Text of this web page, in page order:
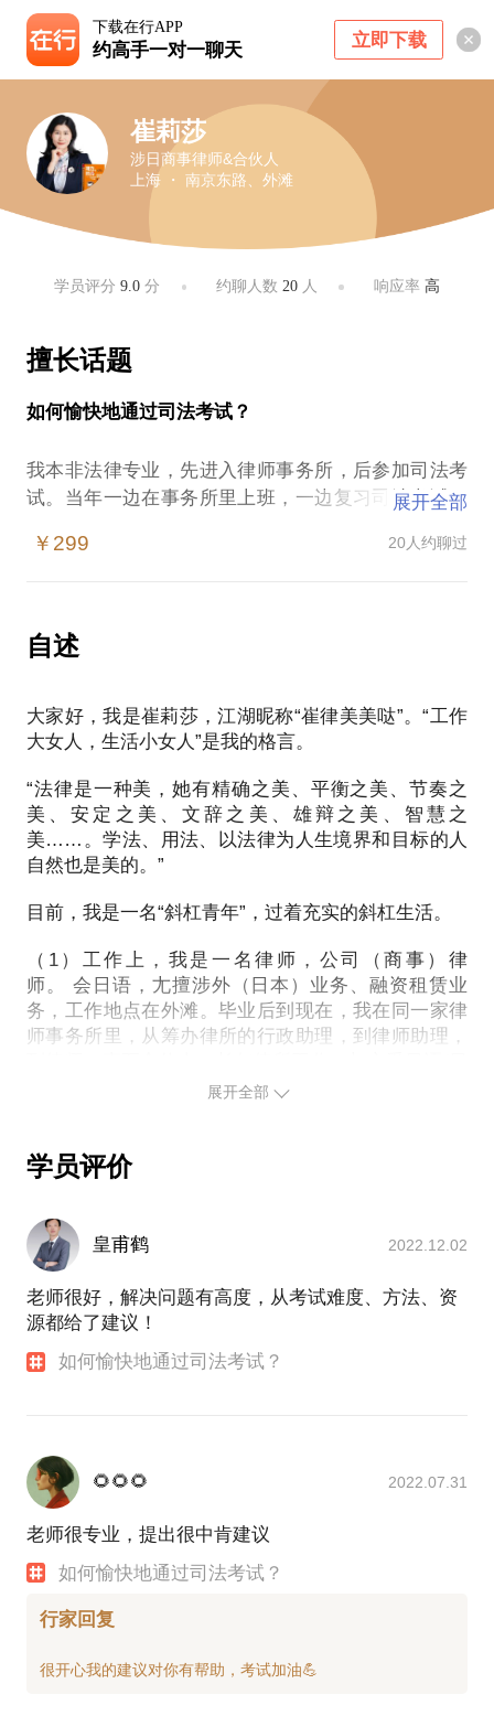
下载在行APP
约高手一对一聊天 立即下载
崔莉莎
涉日商事律师&合伙人
上海 ・ 南京东路、外滩
学员评分9.0 分 约聊人数 20人 响应率 高
擅长话题
如何愉快地通过司法考试？
我本非法律专业，先进入律师事务所，后参加司法考
试。当年一边在事务所里上班，一边复习司法考试，
这几年，在工作之余开微课，教普通人学法律，又回
的法律思维，是很多人没有学透的，或者是司考老师
没有讲到的。
律外的书籍，包括笔记术、时间管理术等等。发现当
年我准备司法考试时用的复习技巧，虽然是我自己摸
索的，但都是有科学依据的，符合规律的。
遂，开此话题，希望能给考生们带来一点新思路和启
展开全部
￥299 20人约聊过
自述
大家好，我是崔莉莎，江湖昵称“崔律美美哒”。“工作
大女人，生活小女人”是我的格言。
“法律是一种美，她有精确之美、平衡之美、节奏之
美、安定之美、文辞之美、雄辩之美、智慧之
美……。学法、用法、以法律为人生境界和目标的人
自然也是美的。”
目前，我是一名“斜杠青年”，过着充实的斜杠生活。
（1）工作上，我是一名律师，公司（商事）律
师。 会日语，尢擅涉外（日本）业务、融资租赁业
务，工作地点在外滩。毕业后到现在，我在同一家律
师事务所里，从筹办律所的行政助理，到律师助理，
本文化的影响，养成了我严肃、严谨又细致的“大女
（2）工作之余，2014年参加了拆书帮（一个非营利
性的读书组织），带领职场人读书和成长。至今已5年
届上海喜乐分舵的舵主。
俗话说：读书使人明智，我希望用“拆书”的方法引导
大家“真正”地“会读书”，真正地“明智”。 我个人也以此
为契机，对很多方面均有涉猎，例如：职场技能、时
间管理、整理术，幸福术……
录、以及精力&时间管理经验，让我形成了一套独特
的精力与时间管理体系，是实战派。
写作并出版了《精力与时间双重管理研习手册》，上
的逻辑，清晰的表达，以及深入浅出的讲解，受到学
展开全部
学员评价
皇甫鹤 2022.12.02
老师很好，解决问题有高度，从考试难度、方法、资
源都给了建议！
如何愉快地通过司法考试？
🌻🌻🌻 2022.07.31
老师很专业，提出很中肯建议
如何愉快地通过司法考试？
行家回复